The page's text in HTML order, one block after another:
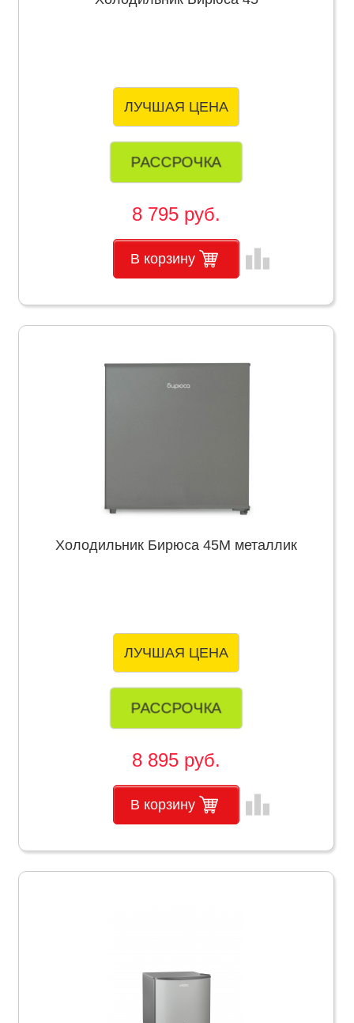
ЛУЧШАЯ ЦЕНА
РАССРОЧКА
8 795 руб.
В корзину leaderboard
Холодильник Бирюса 45M металлик
ЛУЧШАЯ ЦЕНА
РАССРОЧКА
8 895 руб.
В корзину leaderboard